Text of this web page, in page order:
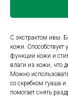
С экстрактом ивы.
кожи.
функции кожи и
влаги из кожи, что
Можно
со скребком гуаша и
помогает снять